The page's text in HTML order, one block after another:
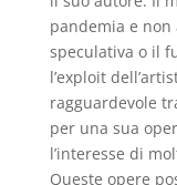
pandemia e non
speculativa o il
l’exploit
ragguardevole
per una sua
l’interesse di
Queste opere